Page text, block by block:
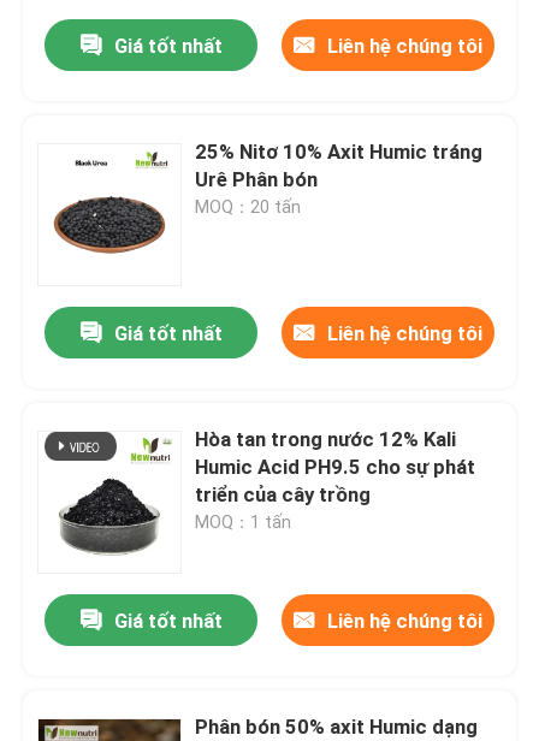
Giá tốt nhất Liên hệ chúng tôi
25% Nitơ 10% Axit Humic tráng
Urê Phân bón
MOQ：20 tấn
Giá tốt nhất Liên hệ chúng tôi
Hòa tan trong nước 12% Kali
Humic Acid PH9.5 cho sự phát
triển của cây trồng
MOQ：1 tấn
Giá tốt nhất Liên hệ chúng tôi
Phân bón 50% axit Humic dạng